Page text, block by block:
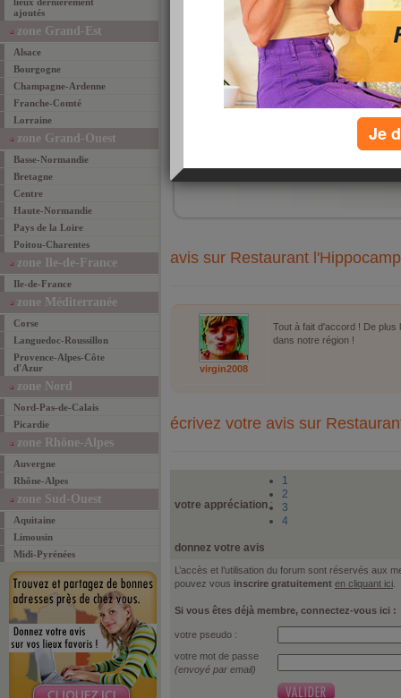
ajoutés
zone Grand-Est
Alsace
Bourgogne
Champagne-Ardenne
Franche-Comté
Lorraine
zone Grand-Ouest
Basse-Normandie
Bretagne
Centre
Haute-Normandie
Pays de la Loire
Poitou-Charentes
zone Ile-de-France
Ile-de-France
zone Méditerranée
Corse
Languedoc-Roussillon
Provence-Alpes-Côte
d'Azur
zone Nord
Nord-Pas-de-Calais
Picardie
zone Rhône-Alpes
Auvergne
Rhône-Alpes
zone Sud-Ouest
Aquitaine
Limousin
Midi-Pyrénées
ajouter un lieu
avis sur Restaurant
virgin2008
Tout à fait d'accord ! De
dans notre région !
écrivez votre avis sur
votre appréciation:
1
2
3
4
donnez votre avis
L’accès et l’utilisation du forum sont réservés aux
pouvez vous inscrire gratuitement en cliquant ici
Si vous êtes déjà membre, connectez-vous ici :
votre pseudo :
votre mot de passe
(envoyé par email)
Je